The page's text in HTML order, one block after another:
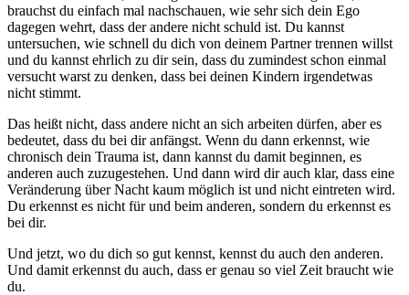
brauchst du einfach mal nachschauen, wie sehr sich dein Ego
dagegen wehrt, dass der andere nicht schuld ist. Du kannst
untersuchen, wie schnell du dich von deinem Partner trennen willst
und du kannst ehrlich zu dir sein, dass du zumindest schon einmal
versucht warst zu denken, dass bei deinen Kindern irgendetwas
nicht stimmt.
Das heißt nicht, dass andere nicht an sich arbeiten dürfen, aber es
bedeutet, dass du bei dir anfängst. Wenn du dann erkennst, wie
chronisch dein Trauma ist, dann kannst du damit beginnen, es
anderen auch zuzugestehen. Und dann wird dir auch klar, dass eine
Veränderung über Nacht kaum möglich ist und nicht eintreten wird.
Du erkennst es nicht für und beim anderen, sondern du erkennst es
bei dir.
Und jetzt, wo du dich so gut kennst, kennst du auch den anderen.
Und damit erkennst du auch, dass er genau so viel Zeit braucht wie
du.